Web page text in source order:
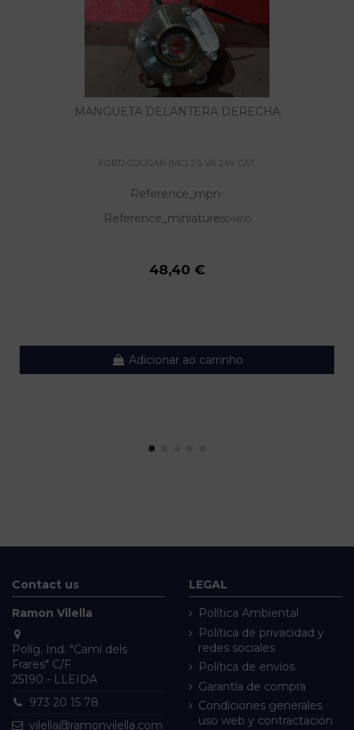
MANGUETA DELANTERA DERECHA
FORD COUGAR (MC) 2.5 V6 24V CAT
Reference_mpn-
Reference_miniature804600
48,40 €
Adicionar ao carrinho
Contact us
Ramon Vilella
Políg. Ind. "Camí dels
Frares" C/F
25190 - LLEIDA
973 20 15 78
vilella@ramonvilella.com
LEGAL
Política Ambiental
Política de privacidad y
redes sociales
Política de envíos
Garantía de compra
Condiciones generales
uso web y contractación